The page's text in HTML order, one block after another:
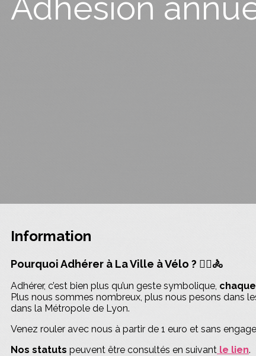
Information
Pourquoi Adhérer à La Ville à Vélo ? 🚴‍♀️🚴
Adhérer, c’est bien plus qu’un geste symbolique,
Plus nous sommes nombreux, plus nous pesons dans
dans la Métropole de Lyon.
Venez rouler avec nous à partir de 1 euro et sans
Nos statuts peuvent être consultés en suivant le lien.